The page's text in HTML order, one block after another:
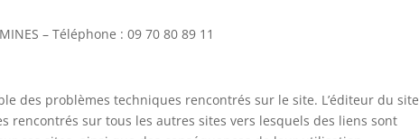
– Téléphone : 09 70 80 89 11
des problèmes techniques rencontrés sur le site. L’éditeur du site
rencontrés sur tous les autres sites vers lesquels des liens sont